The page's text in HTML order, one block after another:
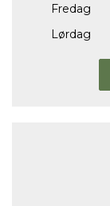
Fredag
Lørdag